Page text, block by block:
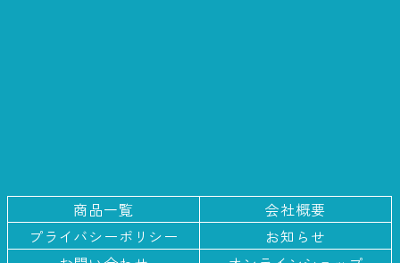
商品一覧
会社概要
プライバシーポリシー
お知らせ